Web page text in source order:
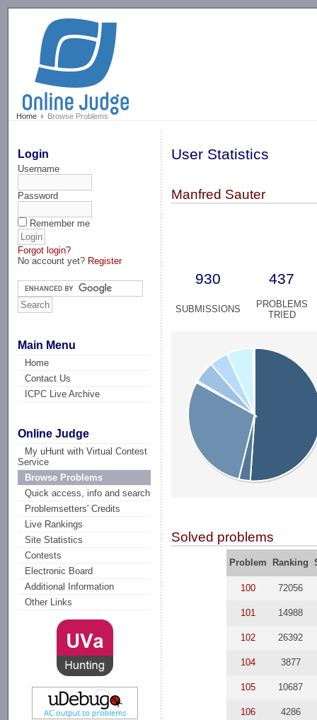
Home Browse Problems
Login
Username
Password
Remember me
Forgot login?
No account yet? Register
Main Menu
Home
Contact Us
ICPC Live Archive
Online Judge
My uHunt with Virtual Contest
Service
Browse Problems
Quick access, info and search
Problemsetters' Credits
Live Rankings
Site Statistics
Contests
Electronic Board
Additional Information
Other Links
User Statistics
Manfred Sauter
930 437
SUBMISSIONS
PROBLEMS
TRIED
Solved problems
Problem Ranking
100 72056
101 14988
102 26392
104 3877
105 10687
106 4286